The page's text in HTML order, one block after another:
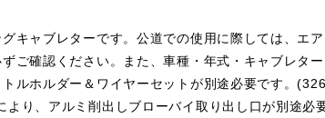
キャブレターです。公道での使用に際しては、エ
ご確認ください。また、車種・年式・キャブレタ
ルホルダー＆ワイヤーセットが別途必要です。
より、アルミ削出しブローバイ取り出し口が別途